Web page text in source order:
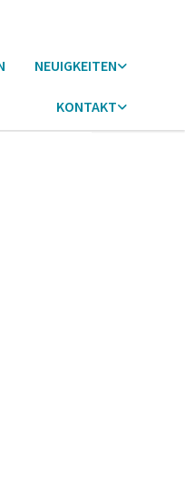
NEUIGKEITEN
KONTAKT